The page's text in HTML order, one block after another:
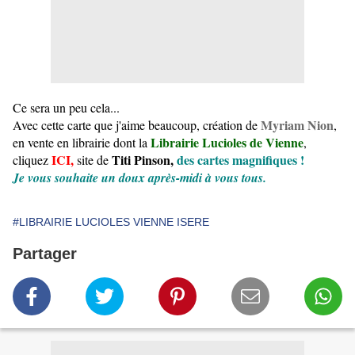
Ce sera un peu cela...
Avec cette carte que j'aime beaucoup, création deMyriam Nion,
en vente en librairie dont la LibrairieLucioles de Vienne,
cliquezICI,site deTiti Pinson,des cartes magnifiques !
Je vous souhaite un doux après-midi à vous tous.
#LIBRAIRIE LUCIOLES VIENNE ISERE
Partager